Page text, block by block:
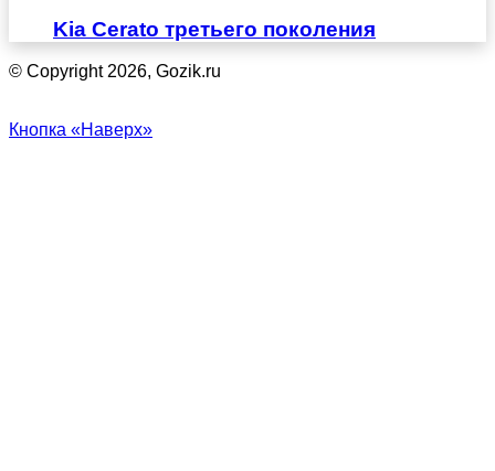
Kia Cerato третьего поколения
© Copyright 2026, Gozik.ru
Кнопка «Наверх»